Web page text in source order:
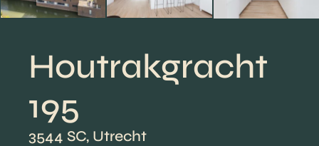
Houtrakgracht
195
3544 SC, Utrecht